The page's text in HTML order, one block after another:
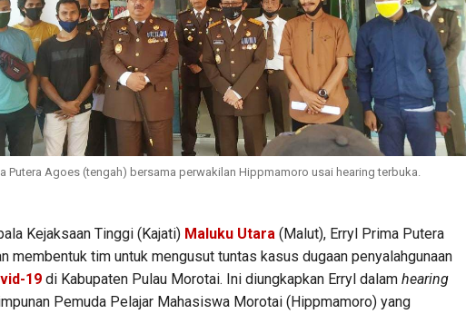
Putera Agoes (tengah) bersama perwakilan Hippmamoro usai hearing terbuka.
Kejaksaan Tinggi (Kajati) Maluku Utara (Malut), Erryl Prima Putera
membentuk tim untuk mengusut tuntas kasus dugaan penyalahgunaan
19 di Kabupaten Pulau Morotai. Ini diungkapkan Erryl dalam hearing
Pemuda Pelajar Mahasiswa Morotai (Hippmamoro) yang